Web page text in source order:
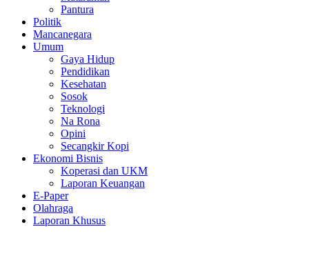
Pantura
Politik
Mancanegara
Umum
Gaya Hidup
Pendidikan
Kesehatan
Sosok
Teknologi
Na Rona
Opini
Secangkir Kopi
Ekonomi Bisnis
Koperasi dan UKM
Laporan Keuangan
E-Paper
Olahraga
Laporan Khusus